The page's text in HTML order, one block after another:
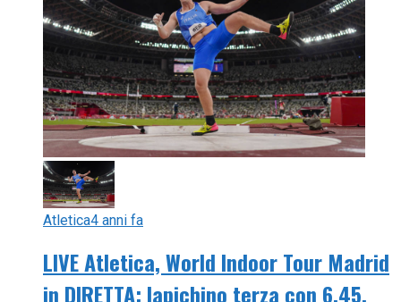
Atletica4 anni fa
LIVE Atletica, World Indoor Tour Madrid
in DIRETTA: Iapichino terza con 6.45.